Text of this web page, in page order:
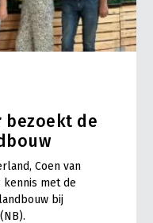
bezoekt de
Coen van
kennis met de
bij